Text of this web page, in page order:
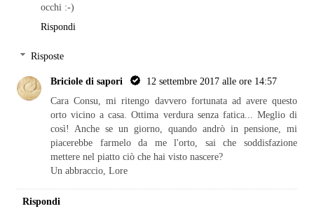
occhi :-)
Rispondi
Risposte
Briciole di sapori
12 settembre 2017 alle ore 14:57
Cara Consu, mi ritengo davvero fortunata ad avere questo
orto vicino a casa. Ottima verdura senza fatica... Meglio di
così! Anche se un giorno, quando andrò in pensione, mi
piacerebbe farmelo da me l'orto, sai che soddisfazione
mettere nel piatto ciò che hai visto nascere?
Un abbraccio, Lore
Rispondi